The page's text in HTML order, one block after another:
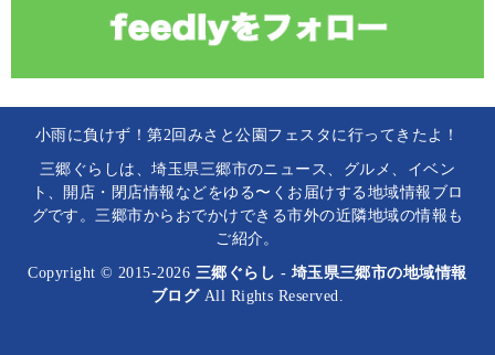
小雨に負けず！第2回みさと公園フェスタに行ってきたよ！
三郷ぐらしは、埼玉県三郷市のニュース、グルメ、イベン
ト、開店・閉店情報などをゆる〜くお届けする地域情報ブロ
グです。三郷市からおでかけできる市外の近隣地域の情報も
ご紹介。
Copyright © 2015-2026 三郷ぐらし - 埼玉県三郷市の地域情報
ブログAll Rights Reserved.